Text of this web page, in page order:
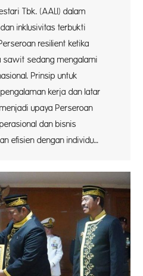
Tbk. (AALI) dalam
inklusivitas terbukti
resilient ketika
sawit sedang mengalami
Prinsip untuk
kerja dan latar
upaya Perseroan
dan bisnis
efisien dengan individu…